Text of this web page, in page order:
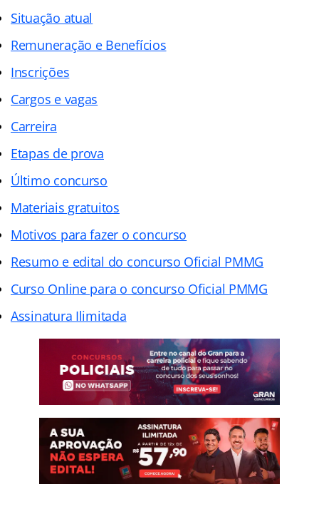
Situação atual
Remuneração e Benefícios
Inscrições
Cargos e vagas
Carreira
Etapas de prova
Último concurso
Materiais gratuitos
Motivos para fazer o concurso
Resumo e edital do concurso Oficial PMMG
Curso Online para o concurso Oficial PMMG
Assinatura Ilimitada